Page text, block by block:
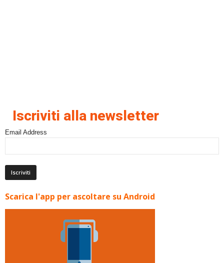
Iscriviti alla newsletter
Email Address
Scarica l'app per ascoltare su Android